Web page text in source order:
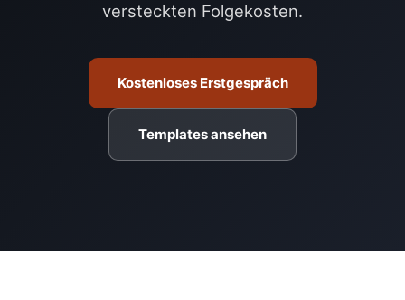
versteckten Folgekosten.
Kostenloses Erstgespräch
Templates ansehen